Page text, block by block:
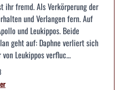
ihr fremd. Als Verkörperung der
und Verlangen fern. Auf
und Leukippos. Beide
geht auf: Daphne verliert sich
Leukippos verfluc...